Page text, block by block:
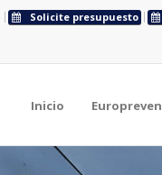
Solicite presupuesto
Inicio Europreven